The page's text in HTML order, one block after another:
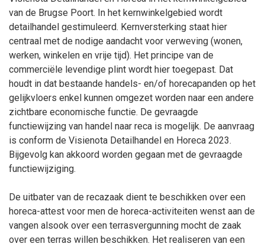
van de Brugse Poort. In het kernwinkelgebied wordt
detailhandel gestimuleerd. Kernversterking staat hier
centraal met de nodige aandacht voor verweving (wonen,
werken, winkelen en vrije tijd). Het principe van de
commerciële levendige plint wordt hier toegepast. Dat
houdt in dat bestaande handels- en/of horecapanden op het
gelijkvloers enkel kunnen omgezet worden naar een andere
zichtbare economische functie. De gevraagde
functiewijzing van handel naar reca is mogelijk. De aanvraag
is conform de Visienota Detailhandel en Horeca 2023.
Bijgevolg kan akkoord worden gegaan met de gevraagde
functiewijziging.
De uitbater van de recazaak dient te beschikken over een
horeca-attest voor men de horeca-activiteiten wenst aan de
vangen alsook over een terrasvergunning mocht de zaak
over een terras willen beschikken. Het realiseren van een